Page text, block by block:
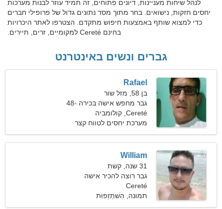
לנהל שיחות מעניינות, דיונים פתוחים, זה תמיד עוזר לבנות מערכות
יחסים חזקות, נישואים. בחר מתוך מסד נתונים גדול של פרופילי חברים
כדי למצוא שותף באמצעות חיפוש מתקדם. הצטרפו לאתר היכרויות
בחינם Cereté למקומיים, זרים, תיירים.
גברים ונשים באינטרנט
Rafael
בן 58, מזל שור
גבר מחפש אישה בכירה 48-
55
Cereté, קולומביה
מערכת יחסים לטווח קצר
William
31 שנה, קשת
גבר רוצה להכיר אישה
Cereté
תמונה, הִשׁתַזְפוּת